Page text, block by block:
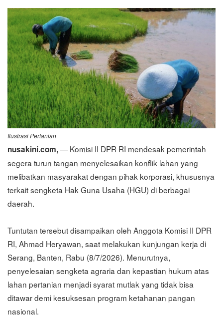
Ilustrasi Pertanian
nusakini.com,— Komisi II DPR RI mendesak pemerintah
segera turun tangan menyelesaikan konflik lahan yang
melibatkan masyarakat dengan pihak korporasi, khususnya
terkait sengketa Hak Guna Usaha (HGU) di berbagai
daerah.
Tuntutan tersebut disampaikan oleh Anggota Komisi II DPR
RI, Ahmad Heryawan, saat melakukan kunjungan kerja di
Serang, Banten, Rabu (8/7/2026). Menurutnya,
penyelesaian sengketa agraria dan kepastian hukum atas
lahan pertanian menjadi syarat mutlak yang tidak bisa
ditawar demi kesuksesan program ketahanan pangan
nasional.